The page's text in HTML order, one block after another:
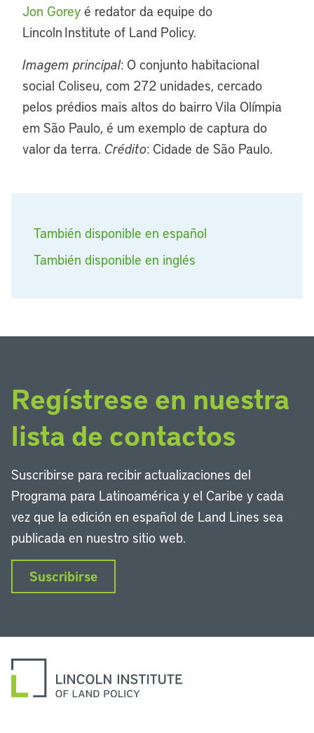
También disponible en español
También disponible en inglés
Jon Gorey é redator da equipe do
Lincoln Institute of Land Policy.
Imagem principal: O conjunto habitacional
social Coliseu, com 272 unidades, cercado
pelos prédios mais altos do bairro Vila Olímpia
em São Paulo, é um exemplo de captura do
valor da terra. Crédito: Cidade de São Paulo.
Regístrese en nuestra
lista de contactos
Suscribirse para recibir actualizaciones del
Programa para Latinoamérica y el Caribe y cada
vez que la edición en español de Land Lines sea
publicada en nuestro sitio web.
Suscribirse